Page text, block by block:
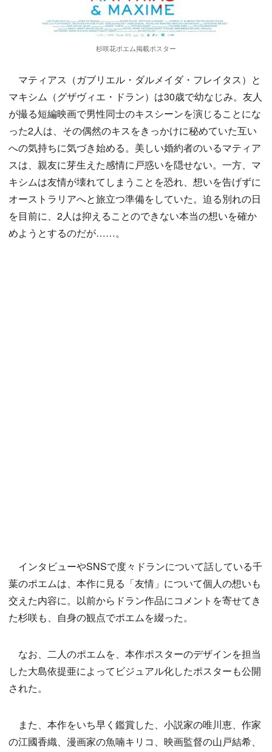
杉咲花ポエム掲載ポスター
マティアス（ガブリエル・ダルメイダ・フレイタス）と
マキシム（グザヴィエ・ドラン）は30歳で幼なじみ。友人
が撮る短編映画で男性同士のキスシーンを演じることにな
った2人は、その偶然のキスをきっかけに秘めていた互い
への気持ちに気づき始める。美しい婚約者のいるマティア
スは、親友に芽生えた感情に戸惑いを隠せない。一方、マ
キシムは友情が壊れてしまうことを恐れ、想いを告げずに
オーストラリアへと旅立つ準備をしていた。迫る別れの日
を目前に、2人は抑えることのできない本当の想いを確か
めようとするのだが……。
インタビューやSNSで度々ドランについて話している千
葉のポエムは、本作に見る「友情」について個人の想いも
交えた内容に。以前からドラン作品にコメントを寄せてき
た杉咲も、自身の観点でポエムを綴った。
なお、二人のポエムを、本作ポスターのデザインを担当
した大島依提亜によってビジュアル化したポスターも公開
された。
また、本作をいち早く鑑賞した、小説家の唯川恵、作家
の江國香織、漫画家の魚喃キリコ、映画監督の山戸結希、